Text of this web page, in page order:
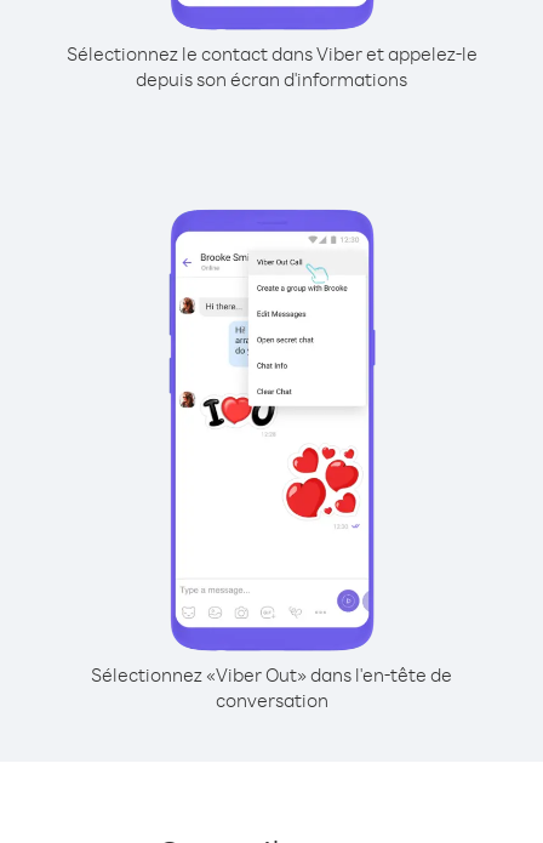
Sélectionnez le contact dans Viber et appelez-le
depuis son écran d'informations
Sélectionnez «Viber Out» dans l'en-tête de
conversation